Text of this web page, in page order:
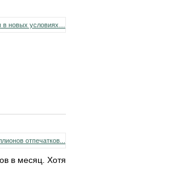
в месяц. Хотя